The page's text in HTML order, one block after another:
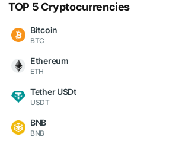
TOP 5 Cryptocurrencies
Bitcoin
BTC
Ethereum
ETH
Tether USDt
USDT
BNB
BNB